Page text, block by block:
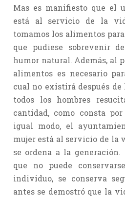
Mas es manifiesto que el
está al servicio de la
tomamos los alimentos
que pudiese sobrevenir
humor natural. Además, al
alimentos es necesario
cual no existirá después de
todos los hombres
cantidad, como consta
igual modo, el
mujer está al servicio de la
se ordena a la
que no puede
individuo, se conserva
antes se demostró que la